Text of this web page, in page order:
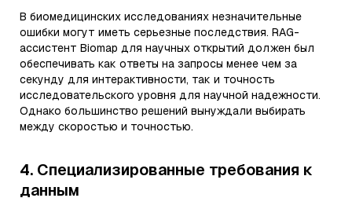
В биомедицинских исследованиях незначительные
ошибки могут иметь серьезные последствия. RAG-
ассистент Biomap для научных открытий должен был
обеспечивать как ответы на запросы менее чем за
секунду для интерактивности, так и точность
исследовательского уровня для научной надежности.
Однако большинство решений вынуждали выбирать
между скоростью и точностью.
4. Специализированные требования к
данным